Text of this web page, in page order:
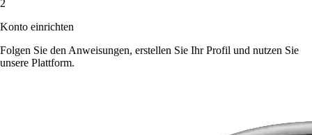
2
Konto einrichten
Folgen Sie den Anweisungen, erstellen Sie Ihr Profil und nutzen Sie
unsere Plattform.